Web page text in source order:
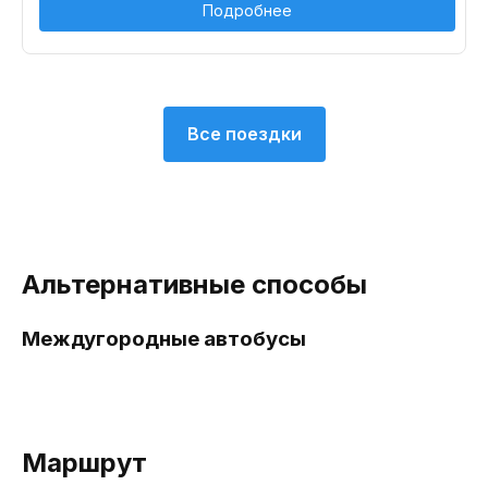
Подробнее
Все поездки
Альтернативные способы
Междугородные автобусы
Маршрут